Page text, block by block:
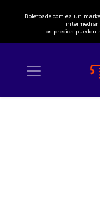
Boletosde.com es un
Los precios